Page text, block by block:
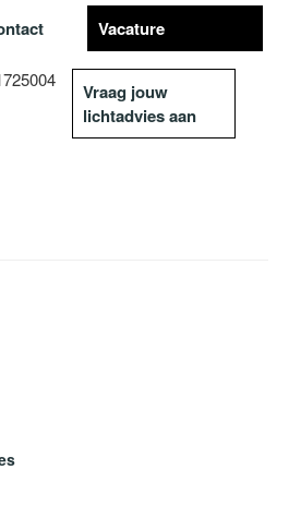
Vacature
Vraag jouw
lichtadvies aan